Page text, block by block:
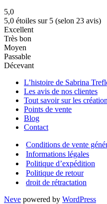
5,0
5,0 étoiles sur 5 (selon 23 avis)
Excellent
Très bon
Moyen
Passable
Décevant
L’histoire de Sabrina
Les avis de nos clientes
Tout savoir sur les
Points de vente
Blog
Contact
Conditions de vente
Informations légales
Politique d’expédition
Politique de retour
droit de rétractation
Neve powered by WordPress